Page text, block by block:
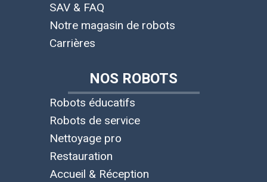
SAV & FAQ
Notre magasin de robots
Carrières
NOS ROBOTS
Robots éducatifs
Robots de service
Nettoyage pro
Restauration
Accueil & Réception